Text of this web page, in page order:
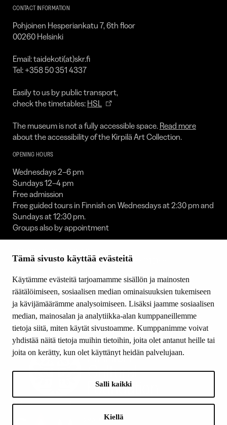
Tämä sivusto käyttää evästeitä
Käytämme evästeitä tarjoamamme sisällön ja mainosten
räätälöimiseen, sosiaalisen median ominaisuuksien tukemiseen
ja kävijämäärämme analysoimiseen. Lisäksi jaamme sosiaalisen
median, mainosalan ja analytiikka-alan kumppaneillemme
tietoja siitä, miten käytät sivustoamme. Kumppanimme voivat
yhdistää näitä tietoja muihin tietoihin, joita olet antanut heille tai
joita on kerätty, kun olet käyttänyt heidän palvelujaan.
Salli kaikki
Kiellä
CONTACT INFORMATION
Pohjoinen Hesperiankatu 7, 6th floor
00260 Helsinki
Email: taidekoti(at)skr.fi
Tel: +358 50 351 4337
Easily to us by public transport,
check the timetables: HSL
The museum is not a fully accessible space. Read more
about the accessibility of the Kirpilä Art Collection.
OPENING HOURS
Wednesdays 2–6 pm
Sundays 12–4 pm
Free admission
Free guided tours in Finnish on Wednesdays at 2:30 pm and
Sundays at 12:30 pm.
Groups also by appointment
1 Jan / 30 Apr to 1 May / 23 to 25 Dec / 31 Dec
FOLLOW US
Facebook
YouTube
Instagram
LOGOT
A proud member of: